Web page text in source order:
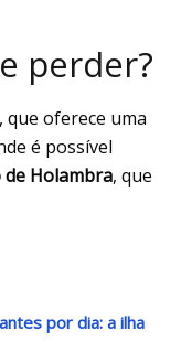
perder?
que oferece uma
é possível
Holambra, que
por dia: a ilha